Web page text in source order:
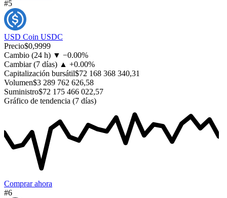
#5
USD Coin USDC
Precio$0,9999
Cambio (24 h) ▼ −0.00%
Cambiar (7 días) ▲ +0.00%
Capitalización bursátil$72 168 368 340,31
Volumen$3 289 762 626,58
Suministro$72 175 466 022,57
Gráfico de tendencia (7 días)
Comprar ahora
#6